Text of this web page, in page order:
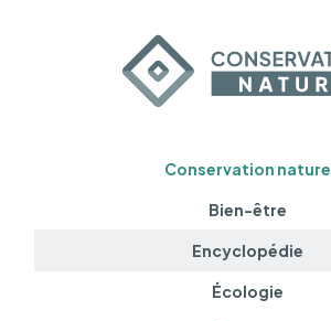
Conservation nature
Bien-être
Encyclopédie
Écologie